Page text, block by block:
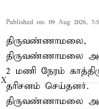
Published on: 09 Aug 2026,
திருவண்ணாமலை,
திருவண்ணாமலை
2 மணி நேரம்
தரிசனம் செய்தனர்.
திருவண்ணாமலை
X